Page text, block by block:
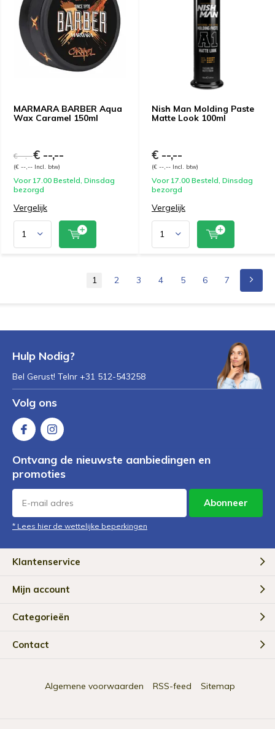
MARMARA BARBER Aqua
Wax Caramel 150ml
€ --,--€ --,--
(€ --,-- Incl. btw)
Voor 17.00 Besteld, Dinsdag
bezorgd
Vergelijk
Nish Man Molding Paste
Matte Look 100ml
€ --,--
(€ --,-- Incl. btw)
Voor 17.00 Besteld, Dinsdag
bezorgd
Vergelijk
1 2 3 4 5 6 7
Hulp Nodig?
Bel Gerust! Telnr +31 512-543258
Volg ons
Ontvang de nieuwste aanbiedingen en
promoties
Abonneer
* Lees hier de wettelijke beperkingen
Klantenservice
Mijn account
Categorieën
Contact
Algemene voorwaarden RSS-feed Sitemap